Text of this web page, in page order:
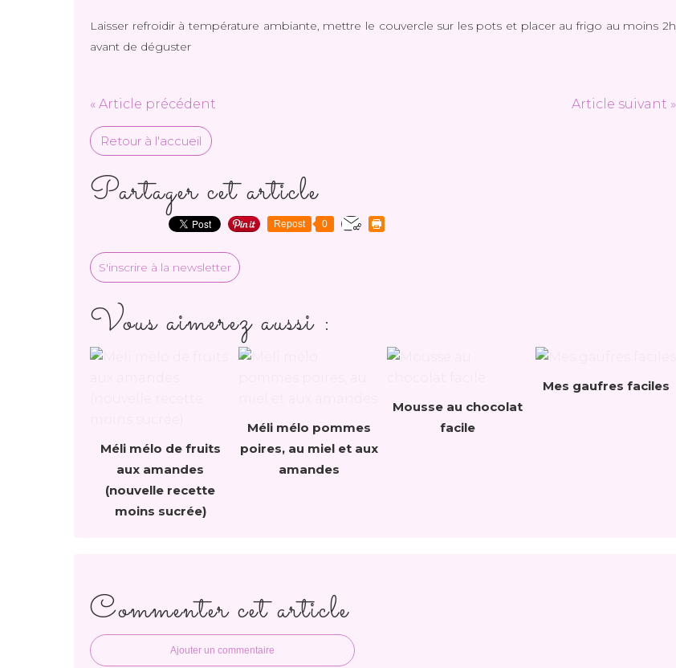
Laisser refroidir à température ambiante, mettre le couvercle sur les pots et placer au frigo au moins 2h
avant de déguster
« Article précédent Article suivant »
Retour à l'accueil
Partager cet article
Repost 0
S'inscrire à la newsletter
Vous aimerez aussi :
Méli mélo de fruits
aux amandes
(nouvelle recette
moins sucrée)
Méli mélo pommes
poires, au miel et aux
amandes
Mousse au chocolat
facile
Mes gaufres faciles
Commenter cet article
Ajouter un commentaire